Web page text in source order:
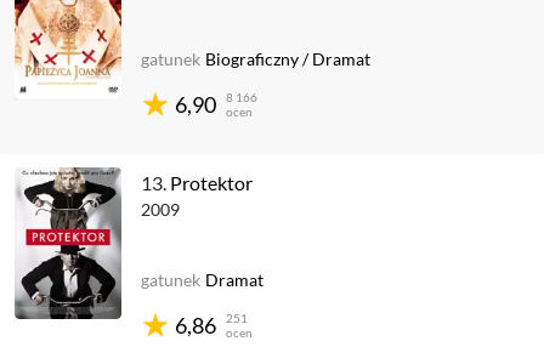
6,90
8 166
ocen
gatunek Biograficzny/Dramat
13. Protektor
2009
6,86
251
ocen
gatunek Dramat